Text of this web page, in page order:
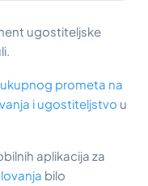
ugostiteljske
prometa na
i ugostiteljstvo u
aplikacija za
bilo